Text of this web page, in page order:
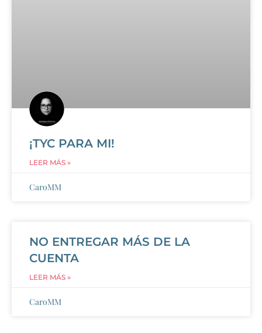
¡TYC PARA MI!
LEER MÁS »
CaroMM
NO ENTREGAR MÁS DE LA
CUENTA
LEER MÁS »
CaroMM